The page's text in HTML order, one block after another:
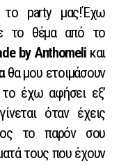
το party μας!Έχω
το θέμα από το
by Anthomeliκαι
θα μου ετοιμάσουν
έχω αφήσει εξ’
όταν έχεις
το παρόν σου
τους που έχουν